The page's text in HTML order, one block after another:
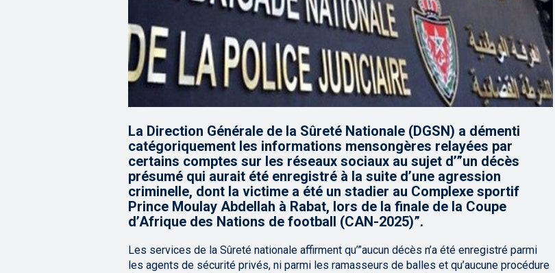
La Direction Générale de la Sûreté Nationale (DGSN) a démenti
catégoriquement les informations mensongères relayées par
certains comptes sur les réseaux sociaux au sujet d’”un décès
présumé qui aurait été enregistré à la suite d’une agression
criminelle, dont la victime a été un stadier au Complexe sportif
Prince Moulay Abdellah à Rabat, lors de la finale de la Coupe
d’Afrique des Nations de football (CAN-2025)”.
Les services de la Sûreté nationale affirment qu’”aucun décès n’a été enregistré parmi
les agents de sécurité privés, ni parmi les ramasseurs de balles et qu’aucune procédure